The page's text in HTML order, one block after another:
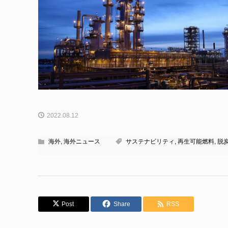
2022.08.12
海外, 海外ニュース サステナビリティ , 再生可能燃料, 脱
Post Share RSS